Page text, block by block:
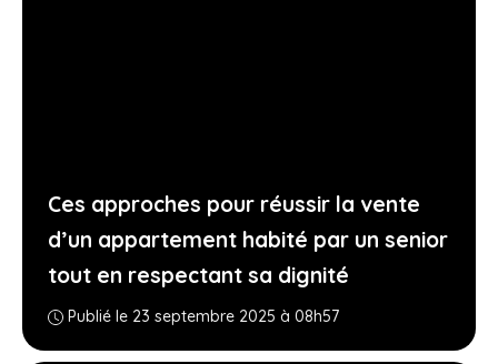
Ces approches pour réussir la vente
d’un appartement habité par un senior
tout en respectant sa dignité
Publié le 23 septembre 2025 à 08h57